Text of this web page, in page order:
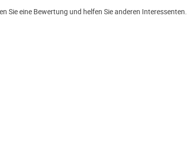
Sie eine Bewertung und helfen Sie anderen Interessenten.